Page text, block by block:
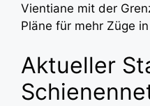
Vientiane mit der
Pläne für mehr Züge
Aktueller